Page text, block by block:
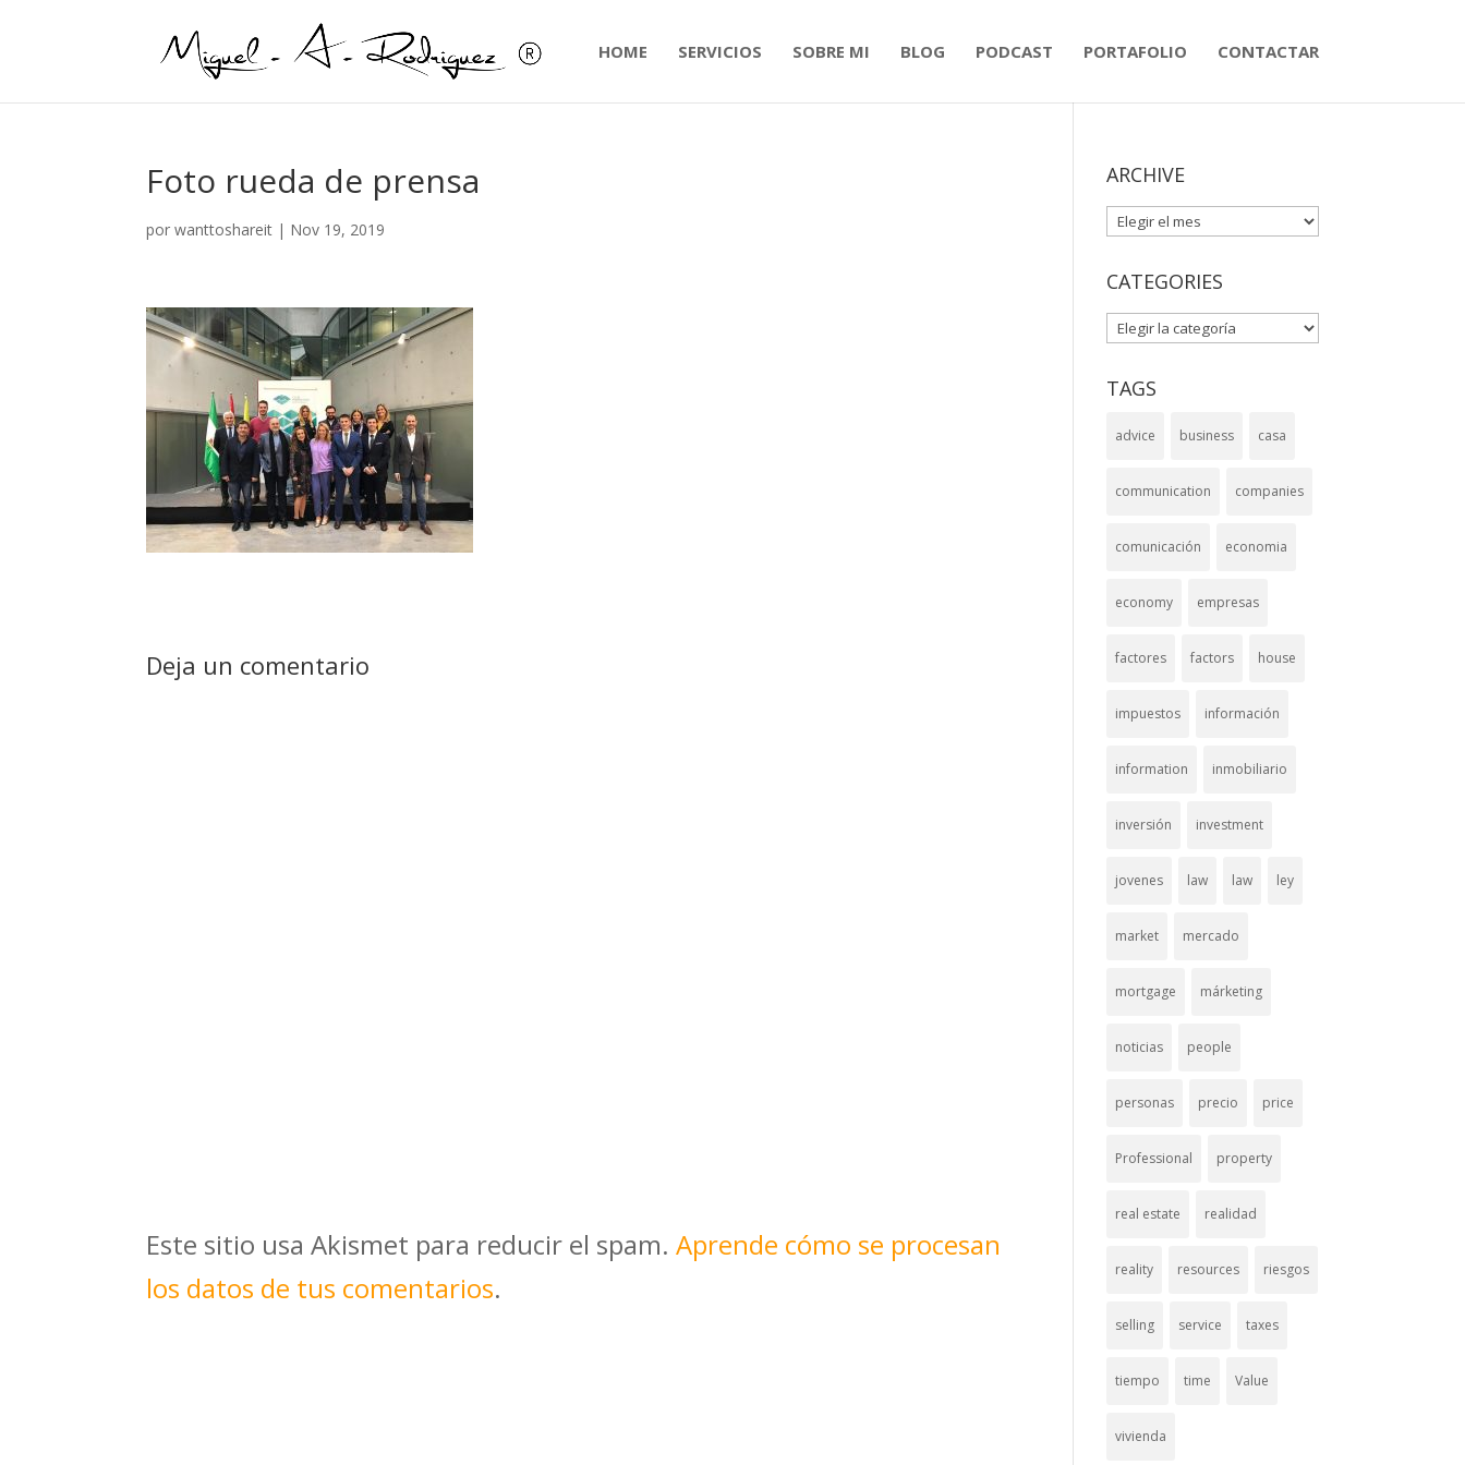
HOME SERVICIOS SOBRE MI BLOG PODCAST PORTAFOLIO CONTACTAR
Foto rueda de prensa
porwanttoshareit | Nov 19, 2019
Deja un comentario
Este sitio usa Akismet para reducir el spam.Aprende cómo se procesan
los datos de tus comentarios.
ARCHIVE
ARCHIVE
CATEGORIES
CATEGORIES
TAGS
advice business casa
communication companies
comunicación economia
economy empresas
factores factors house
impuestos información
information inmobiliario
inversión investment
jovenes law law ley
market mercado
mortgage márketing
noticias people
personas precio price
Professional property
real estate realidad
reality resources riesgos
selling service taxes
tiempo time Value
vivienda